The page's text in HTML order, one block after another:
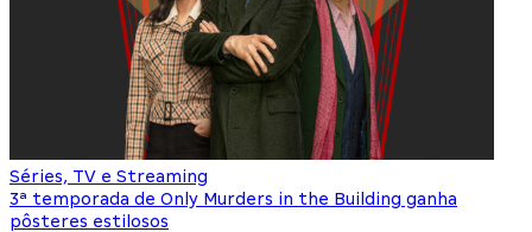
Séries, TV e Streaming
3ª temporada de Only Murders in the Building ganha
pôsteres estilosos